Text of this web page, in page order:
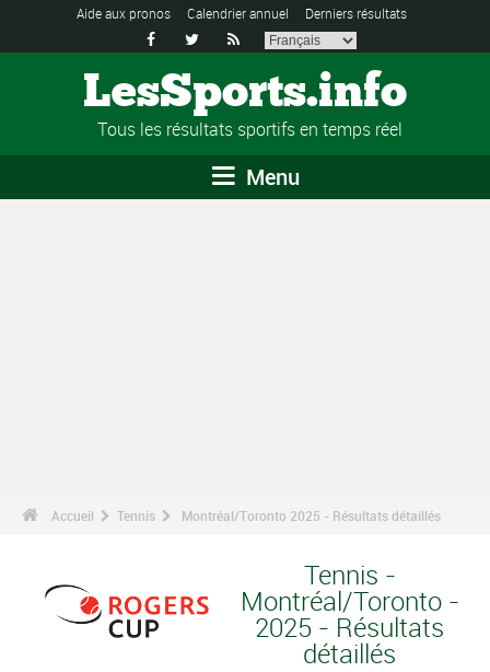
Aide aux pronos Calendrier annuel Derniers résultats
  
LesSports.info
Tous les résultats sportifs en temps réel
Menu
Accueil Tennis Montréal/Toronto 2025 - Résultats détaillés
Tennis -
Montréal/Toronto -
2025 - Résultats
détaillés